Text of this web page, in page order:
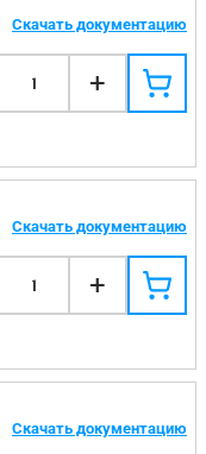
Скачать документацию
1 +
Скачать документацию
1 +
Скачать документацию